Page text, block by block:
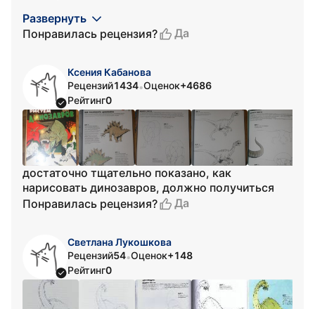
Развернуть
Понравилась рецензия?
Да
Ксения Кабанова
Рецензий1434•Оценок+4686
Рейтинг0
достаточно тщательно показано, как
нарисовать динозавров, должно получиться
Понравилась рецензия?
Да
Светлана Лукошкова
Рецензий54•Оценок+148
Рейтинг0